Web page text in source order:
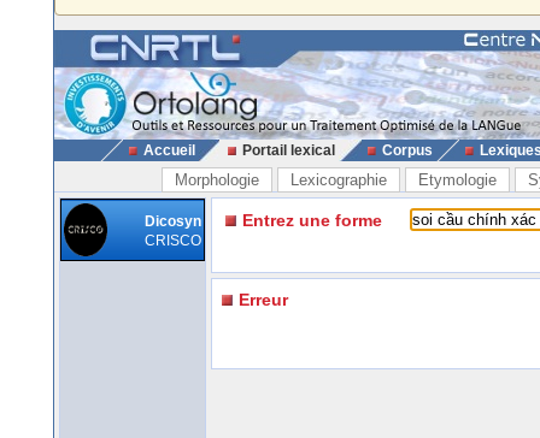
Accueil Portail lexical Corpus
Morphologie Lexicographie Etymologie
Dicosyn
CRISCO
Entrez une forme
Erreur